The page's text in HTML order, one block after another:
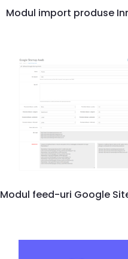
Modul import produse
Modul feed-uri Google